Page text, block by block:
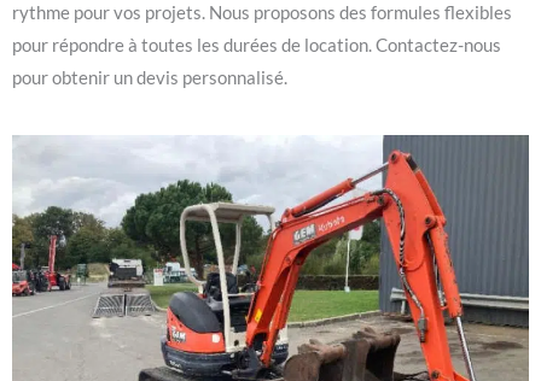
rythme pour vos projets. Nous proposons des formules flexibles
pour répondre à toutes les durées de location. Contactez-nous
pour obtenir un devis personnalisé.